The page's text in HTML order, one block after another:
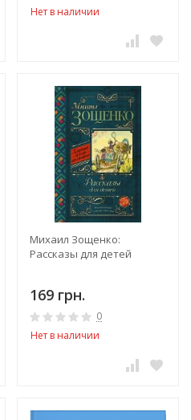
Нет в наличии
Михаил Зощенко:
Рассказы для детей
169 грн.
0
Нет в наличии